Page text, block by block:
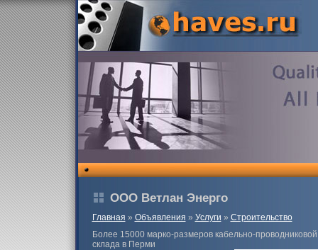
ООО Ветлан Энерго
Главная » Объявления » Услуги » Строительство
Более 15000 марко-размеров кабельно-
склада в Перми